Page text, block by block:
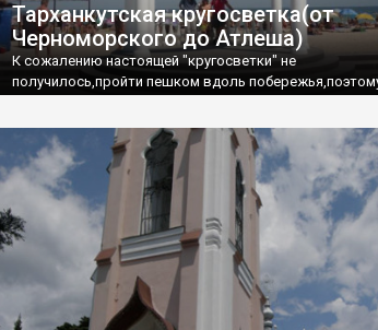
Тарханкутская кругосветка(от
Черноморского до Атлеша)
К сожалению настоящей "кругосветки" не
получилось,пройти пешком вдоль